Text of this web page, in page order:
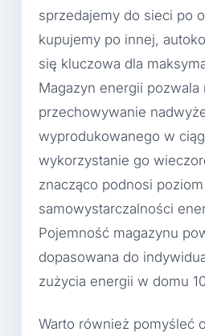
sprzedajemy do sieci po
kupujemy po innej,
się kluczowa dla
Magazyn energii pozwala
przechowywanie
wyprodukowanego w
wykorzystanie go
znacząco podnosi poziom
samowystarczalności
Pojemność magazynu
dopasowana do
zużycia energii w domu
Warto również pomyśleć